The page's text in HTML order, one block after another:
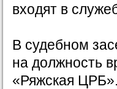
входят в
В судебном
на должность
«Ряжская